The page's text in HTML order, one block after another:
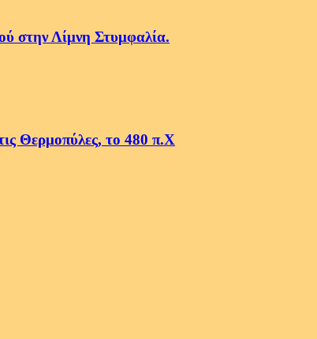
στην Λίμνη Στυμφαλία.
Θερμοπύλες, το 480 π.Χ